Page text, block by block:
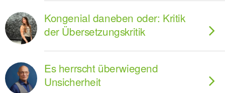
Kongenial daneben oder: Kritik
der Übersetzungskritik
Es herrscht überwiegend
Unsicherheit